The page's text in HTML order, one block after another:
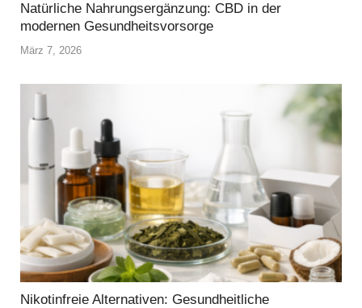
Natürliche Nahrungsergänzung: CBD in der
modernen Gesundheitsvorsorge
März 7, 2026
Nikotinfreie Alternativen: Gesundheitliche